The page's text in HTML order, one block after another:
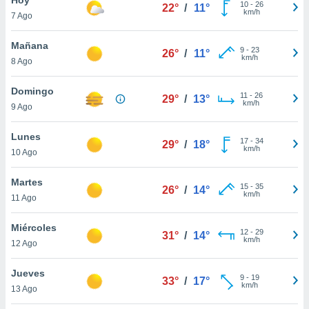
en
más
nuestra
de
cookies
aceptar
7 Ago
22° / 11° 10- 26
km/h
Mañana
8 Ago
26° / 11° 9- 23
km/h
Domingo
9 Ago
29° / 13° 11 - 26
km/h
Lunes
10 Ago
29° / 18° 17- 34
km/h
Martes
11 Ago
26° / 14° 15- 35
km/h
Miércoles
12 Ago
31° / 14° 12- 29
km/h
Jueves
13 Ago
33° / 17° 9- 19
km/h